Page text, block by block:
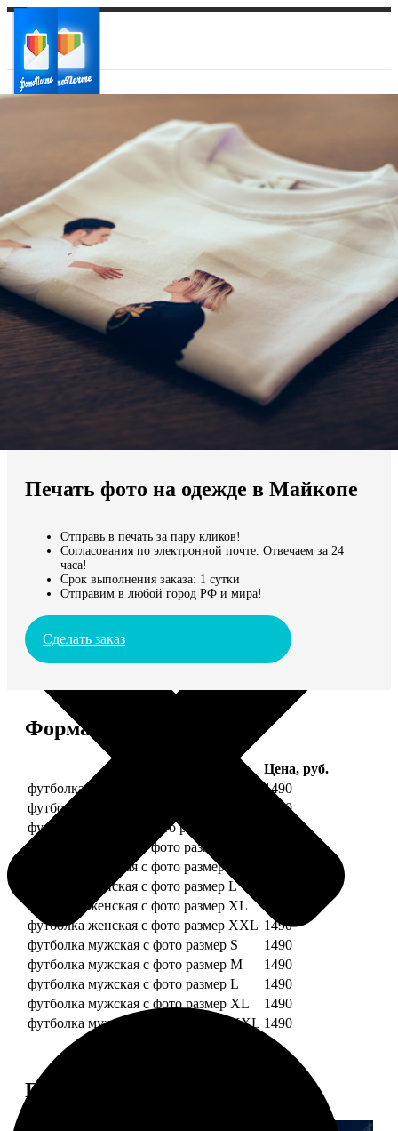
Ваш регион доставки
Выберите из списка:
Мы доставляем по всему миру
Продолжить без города
Печать фото на одежде в Майкопе
Отправь в печать за пару кликов!
Согласования по электронной почте. Отвечаем за 24
часа!
Срок выполнения заказа: 1 сутки
Отправим в любой город РФ и мира!
Сделать заказ
Форматы и цены
Цена, руб.
футболка детская с фото рост 118 см
1490
футболка детская с фото рост 128 см
1490
футболка детская с фото рост 134 см
футболка женская с фото размер S
футболка женская с фото размер M
футболка женская с фото размер L
футболка женская с фото размер XL
футболка женская с фото размер XXL 1490
футболка мужская с фото размер S
1490
футболка мужская с фото размер M
1490
футболка мужская с фото размер L
1490
футболка мужская с фото размер XL
1490
футболка мужская с фото размер XXL 1490
Примеры работ